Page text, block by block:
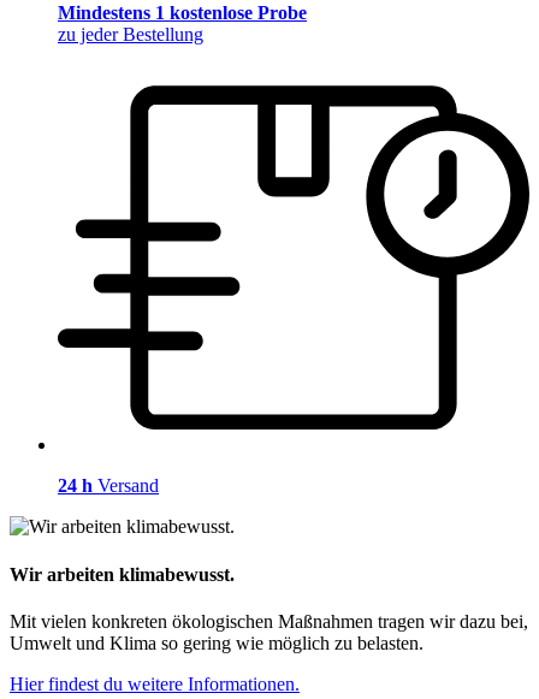
Mindestens 1 kostenlose Probe
zu jeder Bestellung
24 h Versand
Wir arbeiten klimabewusst.
Mit vielen konkreten ökologischen Maßnahmen tragen wir dazu bei,
Umwelt und Klima so gering wie möglich zu belasten.
Hier findest du weitere Informationen.